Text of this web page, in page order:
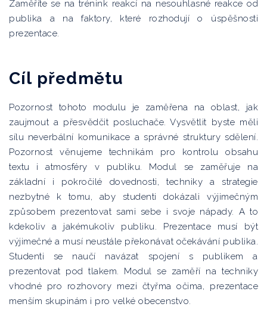
Zaměříte se na trénink reakcí na nesouhlasné reakce od
publika a na faktory, které rozhodují o úspěšnosti
prezentace.
Cíl předmětu
Pozornost tohoto modulu je zaměřena na oblast, jak
zaujmout a přesvědčit posluchače. Vysvětlit byste měli
sílu neverbální komunikace a správné struktury sdělení.
Pozornost věnujeme technikám pro kontrolu obsahu
textu i atmosféry v publiku. Modul se zaměřuje na
základní i pokročilé dovednosti, techniky a strategie
nezbytné k tomu, aby studenti dokázali výjimečným
způsobem prezentovat sami sebe i svoje nápady. A to
kdekoliv a jakémukoliv publiku. Prezentace musí být
výjimečné a musí neustále překonávat očekávání publika.
Studenti se naučí navázat spojení s publikem a
prezentovat pod tlakem. Modul se zaměří na techniky
vhodné pro rozhovory mezi čtyřma očima, prezentace
menším skupinám i pro velké obecenstvo.